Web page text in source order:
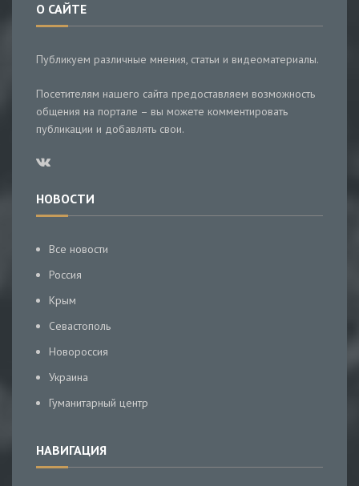
О САЙТЕ
Публикуем различные мнения, статьи и видеоматериалы.
Посетителям нашего сайта предоставляем возможность
общения на портале – вы можете комментировать
публикации и добавлять свои.
НОВОСТИ
Все новости
Россия
Крым
Севастополь
Новороссия
Украина
Гуманитарный центр
НАВИГАЦИЯ